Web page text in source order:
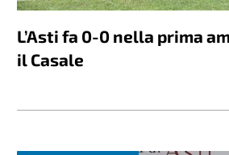
L’Asti fa 0-0 nella prima
il Casale